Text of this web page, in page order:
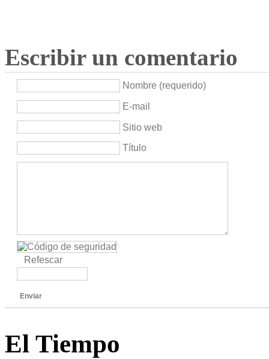
Escribir un comentario
Nombre (requerido)
E-mail
Sitio web
Título
Refescar
Enviar
El Tiempo